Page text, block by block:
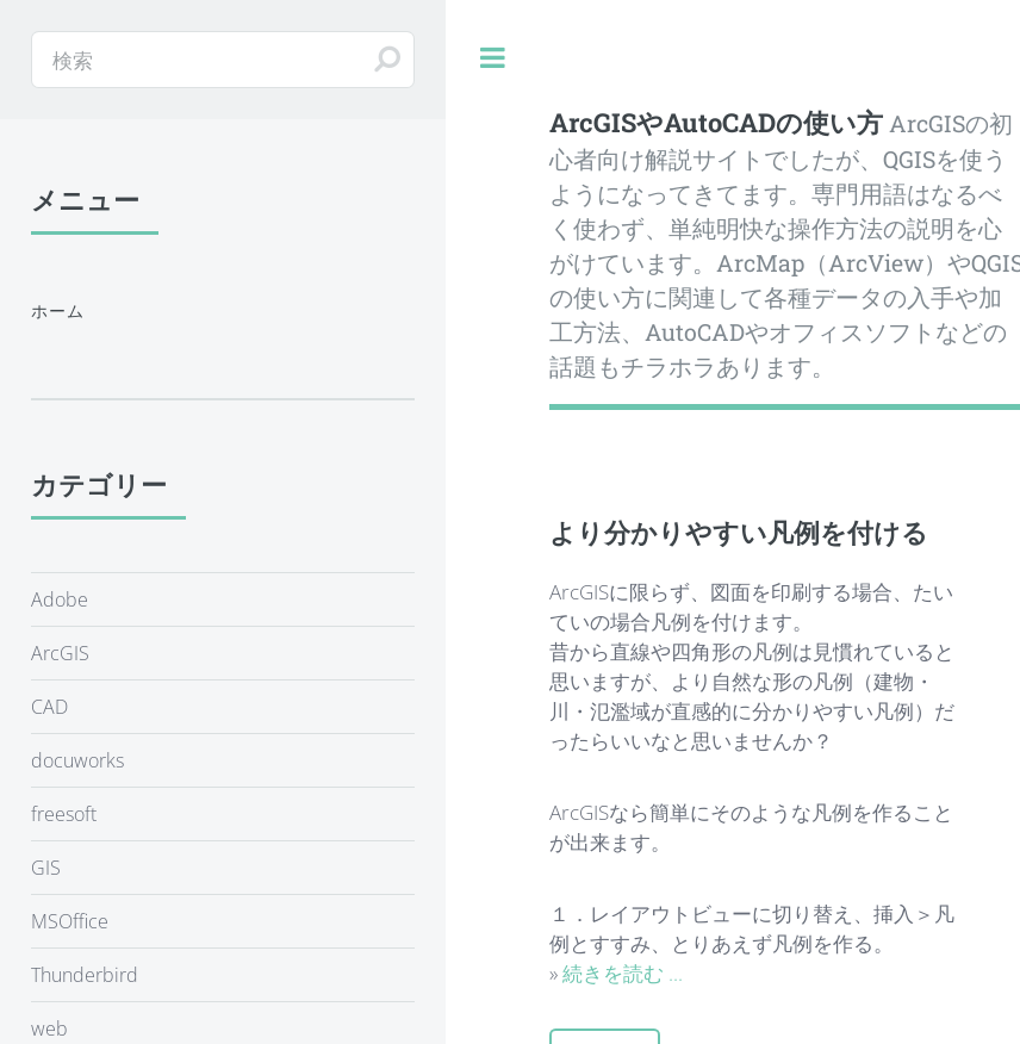
ArcGISやAutoCADの使い方 ArcGISの初
心者向け解説サイトでしたが、QGISを使う
ようになってきてます。専門用語はなるべ
く使わず、単純明快な操作方法の説明を心
がけています。ArcMap（ArcView）や
の使い方に関連して各種データの入手や加
工方法、AutoCADやオフィスソフトなどの
話題もチラホラあります。
より分かりやすい凡例を付ける
ArcGISに限らず、図面を印刷する場合、たい
ていの場合凡例を付けます。
昔から直線や四角形の凡例は見慣れていると
思いますが、より自然な形の凡例（建物・
川・氾濫域が直感的に分かりやすい凡例）だ
ったらいいなと思いませんか？
ArcGISなら簡単にそのような凡例を作ること
が出来ます。
１．レイアウトビューに切り替え、挿入＞凡
例とすすみ、とりあえず凡例を作る。
»続きを読む ...
メニュー
ホーム
カテゴリー
Adobe
ArcGIS
CAD
docuworks
freesoft
GIS
MSOffice
Thunderbird
web